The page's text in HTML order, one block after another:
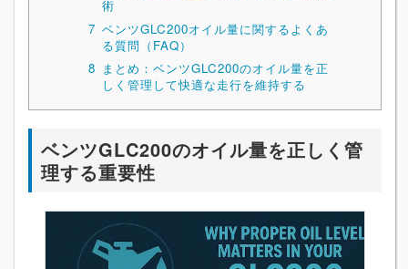
術
7 ベンツGLC200オイル量に関するよくあ
る質問（FAQ）
8 まとめ：ベンツGLC200のオイル量を正
しく管理して快適な走行を維持する
ベンツGLC200のオイル量を正しく管
理する重要性